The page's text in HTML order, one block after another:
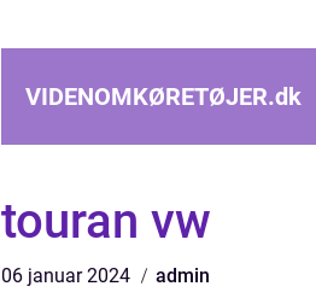
VIDENOMKØRETØJER.dk
touran vw
06 januar 2024 admin